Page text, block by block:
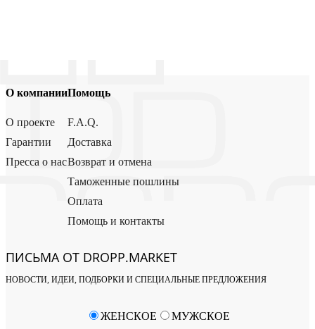
О компании
О проекте
Гарантии
Пресса о нас
Помощь
F.A.Q.
Доставка
Возврат и отмена
Таможенные пошлины
Оплата
Помощь и контакты
ПИСЬМА ОТ DROPP.MARKET
НОВОСТИ, ИДЕИ, ПОДБОРКИ И СПЕЦИАЛЬНЫЕ ПРЕДЛОЖЕНИЯ
ЖЕНСКОЕ МУЖСКОЕ